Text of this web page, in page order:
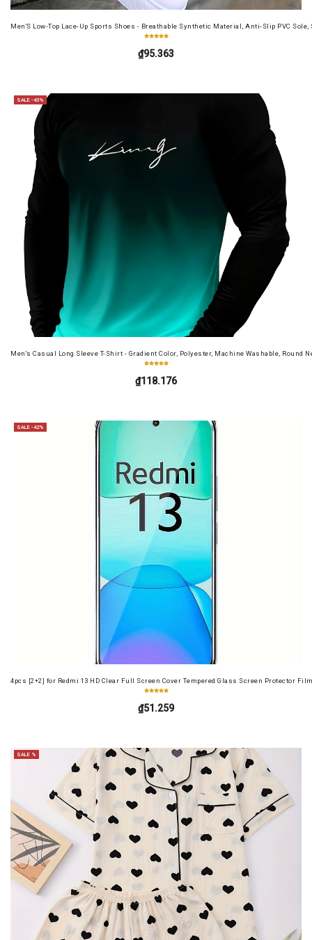
Men'S Low-Top Lace-Up Sports Shoes - Breathable Synthetic Material, Anti-Slip PVC
₫95.363
SALE -43%
Men's Casual Long Sleeve T-Shirt - Gradient Color, Polyester, Machine Washable, Round
₫118.176
SALE -42%
4pcs [2+2] for Redmi 13 HD Clear Full Screen Cover Tempered Glass Screen Protector
₫51.259
SALE %